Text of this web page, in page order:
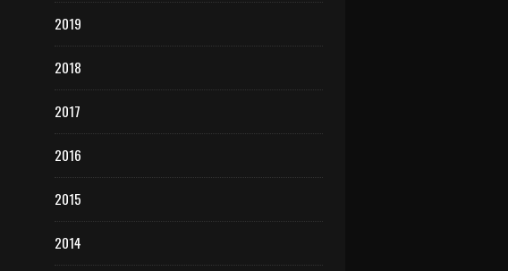
2019
2018
2017
2016
2015
2014